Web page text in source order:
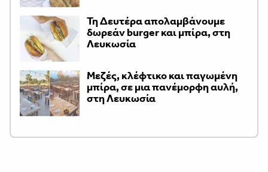
Τη Δευτέρα απολαμβάνουμε
δωρεάν burger και μπίρα, στη
Λευκωσία
Μεζές, κλέφτικο και παγωμένη
μπίρα, σε μια πανέμορφη αυλή,
στη Λευκωσία